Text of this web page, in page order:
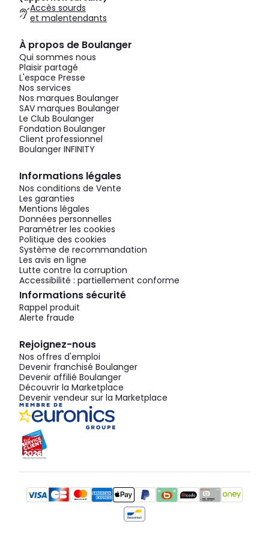
Accès sourds
et malentendants
À propos de Boulanger
Qui sommes nous
Plaisir partagé
L'espace Presse
Nos services
Nos marques Boulanger
SAV marques Boulanger
Le Club Boulanger
Fondation Boulanger
Client professionnel
Boulanger INFINITY
Informations légales
Nos conditions de Vente
Les garanties
Mentions légales
Données personnelles
Paramétrer les cookies
Politique des cookies
Système de recommandation
Les avis en ligne
Lutte contre la corruption
Accessibilité : partiellement conforme
Informations sécurité
Rappel produit
Alerte fraude
Rejoignez-nous
Nos offres d'emploi
Devenir franchisé Boulanger
Devenir affilié Boulanger
Découvrir la Marketplace
Devenir vendeur sur la Marketplace